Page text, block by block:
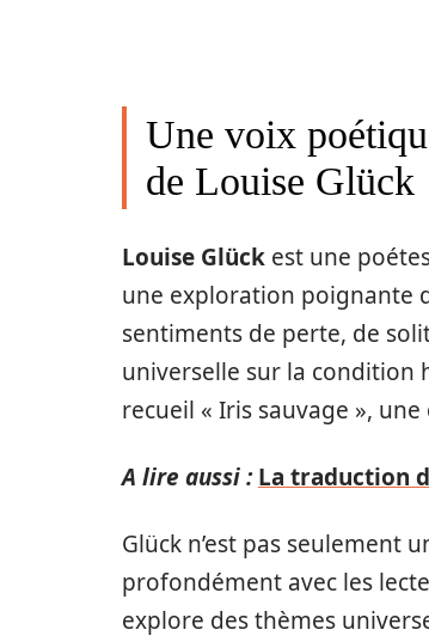
Une voix
de Louise Glück
Louise Glück est une
une exploration poignante
sentiments de perte, de
universelle sur la condition
recueil « Iris sauvage »,
A lire aussi : La traduction
Glück n’est pas seulement
profondément avec les
explore des thèmes